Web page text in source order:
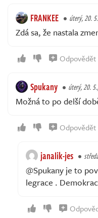
FRANKEE úterý, 20.
Zdá sa, že nastala
Odpovědět
Spukany úterý, 20.
Možná to po delší
Odpovědět
janalik-jes
@Spukany je to
legrace .